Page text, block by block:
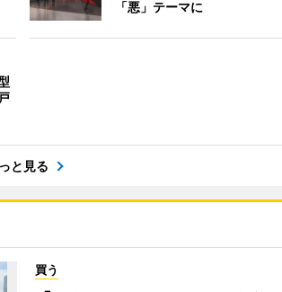
「悪」テーマに
と見る
買う